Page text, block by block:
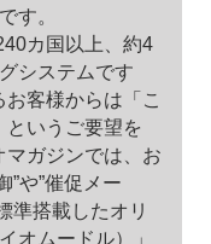
す。
カ国以上、約4
システムです
客様からは「こ
いうご要望を
マガジンでは、お
”や”催促メー
準搭載したオリ
オムードル）」